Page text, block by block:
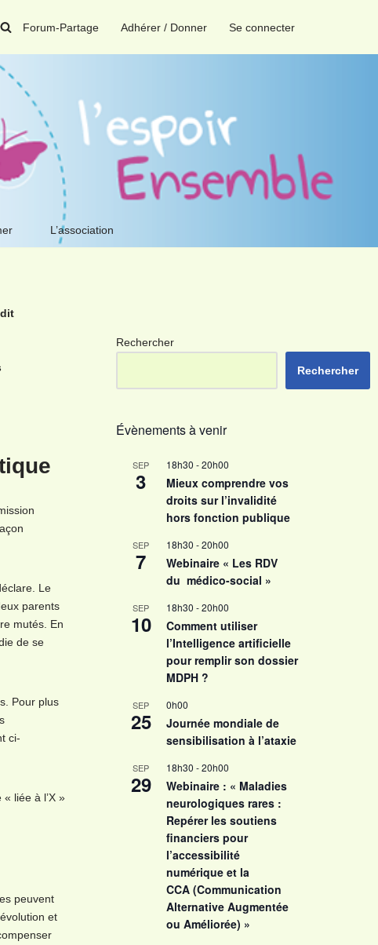
Forum-Partage Adhérer / Donner Se connecter
L’association
Le
parents
mutés. En
de se
Pour plus
ci-
liée à l’X »
peuvent
et
Rechercher
Rechercher
Évènements à venir
SEP
3
18h30 -20h00
Mieux comprendre vos
droits sur l’invalidité
hors fonction publique
SEP
7
18h30 -20h00
Webinaire « Les RDV
du médico-social »
SEP
10
18h30 -20h00
Comment utiliser
l’Intelligence artificielle
pour remplir son dossier
MDPH ?
SEP
25
0h00
Journée mondiale de
sensibilisation à l’ataxie
SEP
29
18h30 -20h00
Webinaire : « Maladies
neurologiques rares :
Repérer les soutiens
financiers pour
l’accessibilité
numérique et la
CCA (Communication
Alternative Augmentée
ou Améliorée) »